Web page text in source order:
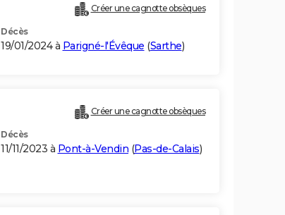
Créer une cagnotte obsèques
Décès
19/01/2024 à Parigné-l'Évêque (Sarthe)
Créer une cagnotte obsèques
Décès
11/11/2023 à Pont-à-Vendin (Pas-de-Calais)